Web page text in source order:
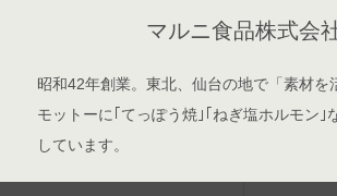
マルニ食品株式会
昭和42年創業。東北、仙台の地で「素材を
モットーに｢てっぽう焼｣｢ねぎ塩ホルモン｣
しています。